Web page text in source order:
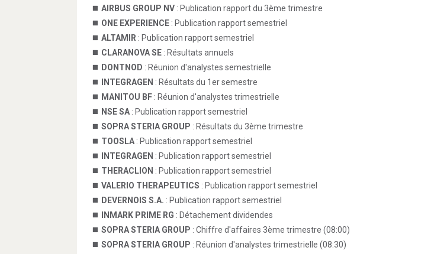
AIRBUS GROUP NV : Publication rapport du 3ème trimestre
ONE EXPERIENCE : Publication rapport semestriel
ALTAMIR : Publication rapport semestriel
CLARANOVA SE : Résultats annuels
DONTNOD : Réunion d'analystes semestrielle
INTEGRAGEN : Résultats du 1er semestre
MANITOU BF : Réunion d'analystes trimestrielle
NSE SA : Publication rapport semestriel
SOPRA STERIA GROUP : Résultats du 3ème trimestre
TOOSLA : Publication rapport semestriel
INTEGRAGEN : Publication rapport semestriel
THERACLION : Publication rapport semestriel
VALERIO THERAPEUTICS : Publication rapport semestriel
DEVERNOIS S.A. : Publication rapport semestriel
INMARK PRIME RG : Détachement dividendes
SOPRA STERIA GROUP : Chiffre d'affaires 3ème trimestre (08:00)
SOPRA STERIA GROUP : Réunion d'analystes trimestrielle (08:30)